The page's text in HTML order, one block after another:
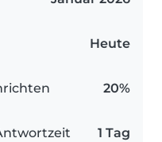
Heute
20%
1 Tag